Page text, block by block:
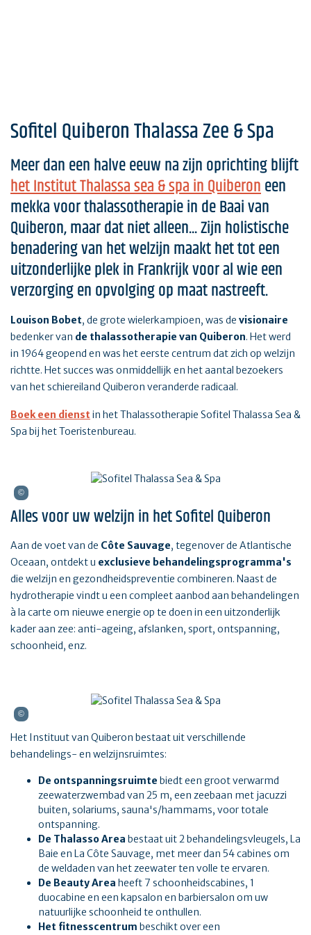
Sofitel Quiberon Thalassa Zee & Spa
Meer dan een halve eeuw na zijn oprichting blijft
het Institut Thalassa sea & spa in Quiberoneen
mekka voor thalassotherapie in de Baai van
Quiberon, maar dat niet alleen... Zijn holistische
benadering van het welzijn maakt het tot een
uitzonderlijke plek in Frankrijk voor al wie een
verzorging en opvolging op maat nastreeft.
Louison Bobet, de grote wielerkampioen, was de visionaire
bedenker van de thalassotherapie van Quiberon. Het werd
in 1964 geopend en was het eerste centrum dat zich op welzijn
richtte. Het succes was onmiddellijk en het aantal bezoekers
van het schiereiland Quiberon veranderde radicaal.
Boek een dienst in het Thalassotherapie Sofitel Thalassa Sea &
Spa bij het Toeristenbureau.
Alles voor uw welzijn in het Sofitel Quiberon
Aan de voet van de Côte Sauvage, tegenover de Atlantische
Oceaan, ontdekt u exclusieve behandelingsprogramma's
die welzijn en gezondheidspreventie combineren. Naast de
hydrotherapie vindt u een compleet aanbod aan behandelingen
à la carte om nieuwe energie op te doen in een uitzonderlijk
kader aan zee: anti-ageing, afslanken, sport, ontspanning,
schoonheid, enz.
Het Instituut van Quiberon bestaat uit verschillende
behandelings- en welzijnsruimtes:
De ontspanningsruimte biedt een groot verwarmd
zeewaterzwembad van 25 m, een zeebaan met jacuzzi
buiten, solariums, sauna's/hammams, voor totale
ontspanning.
De Thalasso Area bestaat uit 2 behandelingsvleugels, La
Baie en La Côte Sauvage, met meer dan 54 cabines om
de weldaden van het zeewater ten volle te ervaren.
De Beauty Area heeft 7 schoonheidscabines, 1
duocabine en een kapsalon en barbiersalon om uw
natuurlijke schoonheid te onthullen.
Het fitnesscentrum beschikt over een